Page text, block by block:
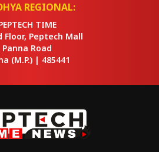
REGIONAL:
TIME
Floor, Peptech Mall
Panna Road
(M.P.) | 485441